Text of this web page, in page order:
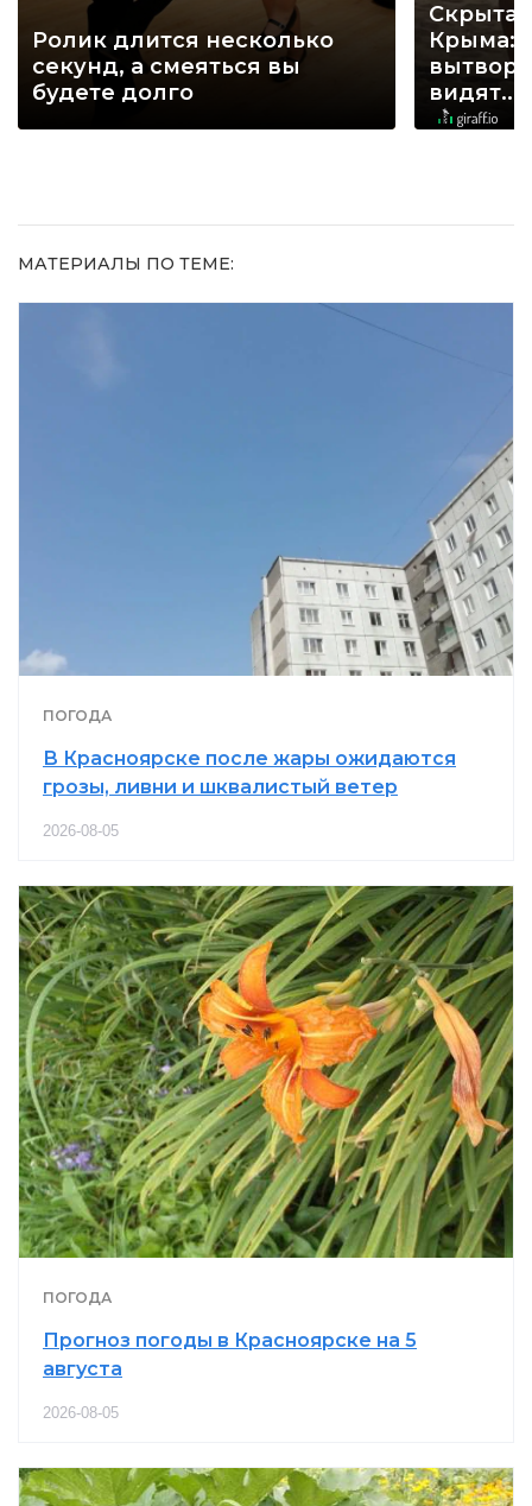
Ролик длится несколько
секунд, а смеяться вы
будете долго
Крыма:
видят...
МАТЕРИАЛЫ ПО ТЕМЕ:
ПОГОДА
В Красноярске после жары ожидаются
грозы, ливни и шквалистый ветер
2026-08-05
ПОГОДА
Прогноз погоды в Красноярске на 5
августа
2026-08-05